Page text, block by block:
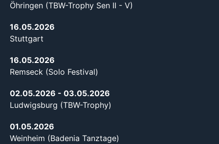
Öhringen (TBW-Trophy Sen II - V)
16.05.2026
Stuttgart
16.05.2026
Remseck (Solo Festival)
02.05.2026 - 03.05.2026
Ludwigsburg (TBW-Trophy)
01.05.2026
Weinheim (Badenia Tanztage)